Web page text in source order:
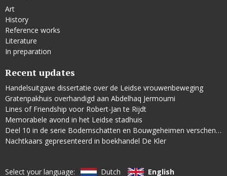
Art
History
Reference works
Literature
In preparation
Recent updates
Handelsuitgave dissertatie over de Leidse vrouwenbeweging
Gratenpakhuis overhandigd aan Abdelhaq Jermoumi
Lines of Friendship voor Robert-Jan te Rijdt
Memorabele avond in het Leidse stadhuis
Deel 10 in de serie Bodemschatten en Bouwgeheimen verschenen
Nachtkaars gepresenteerd in boekhandel De Kler
Select your language: Dutch English